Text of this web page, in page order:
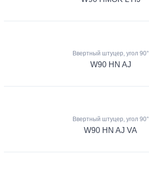
Ввертный штуцер, угол 90°
W90 HN AJ
Ввертный штуцер, угол 90°
W90 HN AJ VA